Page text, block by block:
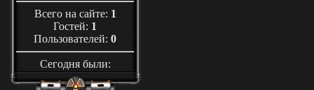
Всего на сайте: 1
Гостей: 1
Пользователей: 0
Сегодня были: